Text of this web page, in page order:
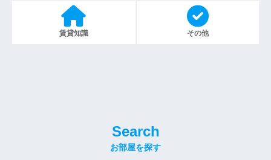
賃貸知識 その他
Search